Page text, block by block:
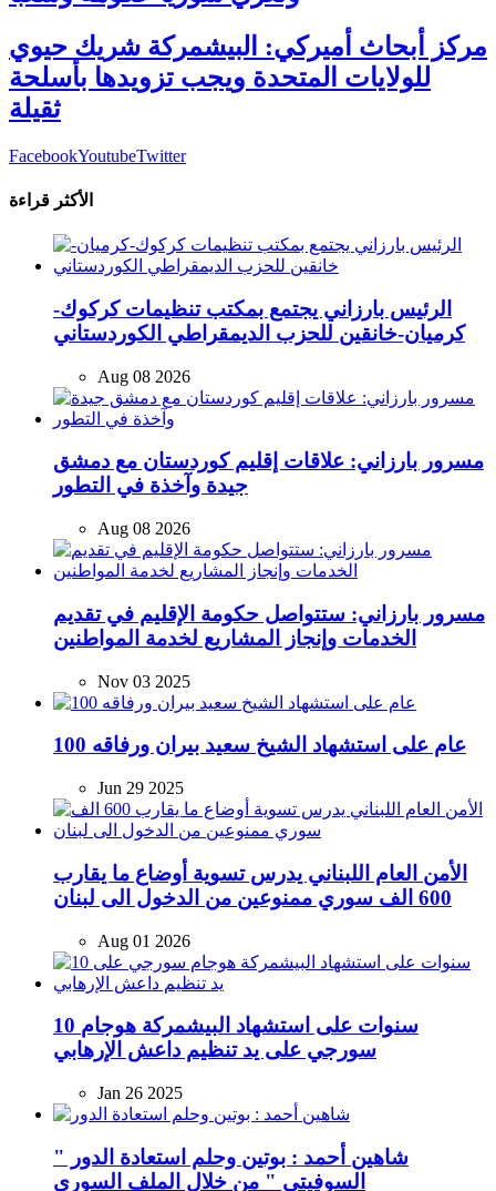
مركز أبحاث أميركي: البيشمركة شريك حيوي
للولايات المتحدة ويجب تزويدها بأسلحة
ثقيلة
FacebookYoutubeTwitter
الأكثر قراءة
الرئيس بارزاني يجتمع بمكتب تنظيمات كركوك-
كرميان-خانقين للحزب الديمقراطي الكوردستاني
Aug 08 2026
مسرور بارزاني: علاقات إقليم كوردستان مع دمشق
جيدة وآخذة في التطور
Aug 08 2026
مسرور بارزاني: ستتواصل حكومة الإقليم في تقديم
الخدمات وإنجاز المشاريع لخدمة المواطنين
Nov 03 2025
100 عام على استشهاد الشيخ سعيد بيران ورفاقه
Jun 29 2025
الأمن العام اللبناني يدرس تسوية أوضاع ما يقارب
600 الف سوري ممنوعين من الدخول الى لبنان
Aug 01 2026
10 سنوات على استشهاد البيشمركة هوجام
سورجي على يد تنظيم داعش الإرهابي
Jan 26 2025
شاهين أحمد : بوتين وحلم استعادة الدور "
السوفيتي " من خلال الملف السوري